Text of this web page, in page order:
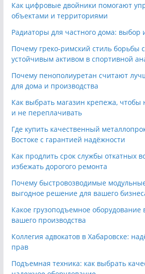
Как цифровые двойники помогают
объектами и территориями
Радиаторы для частного дома: выбор
Почему греко-римский стиль борьбы
устойчивым активом в спортивной
Почему пенополиуретан считают
для дома и производства
Как выбрать магазин крепежа, чтобы
и не переплачивать
Где купить качественный
Востоке с гарантией надёжности
Как продлить срок службы откатных
избежать дорогого ремонта
Почему быстровозводимые
выгодное решение для вашего
Какое грузоподъемное оборудование
вашего производства
Коллегия адвокатов в Хабаровске:
прав
Подъемная техника: как выбрать